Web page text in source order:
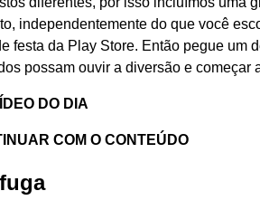
independentemente do que você
festa da Play Store. Então pegue um
possam ouvir a diversão e começar
DO DIA
COM O CONTEÚDO